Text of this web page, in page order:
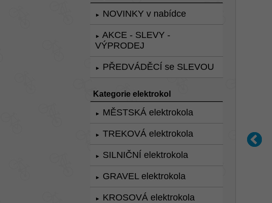
► NOVINKY v nabídce
►
AKCE - SLEVY -
VÝPRODEJ
► PŘEDVÁDĚCÍ se SLEVOU
Kategorie elektrokol
► MĚSTSKÁ elektrokola
► TREKOVÁ elektrokola
► SILNIČNÍ elektrokola
► GRAVEL elektrokola
► KROSOVÁ elektrokola